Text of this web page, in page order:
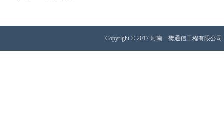
Copyright © 2017 河南一樊通信工程有限公